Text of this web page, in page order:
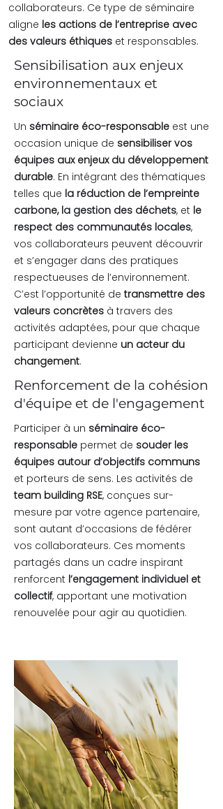
collaborateurs. Ce type de séminaire
aligne les actions de l’entreprise avec
des valeurs éthiques et responsables.
Sensibilisation aux enjeux
environnementaux et
sociaux
Un séminaire éco-responsable est une
occasion unique de sensibiliser vos
équipes aux enjeux du développement
durable. En intégrant des thématiques
telles que la réduction de l’empreinte
carbone, la gestion des déchets, et le
respect des communautés locales,
vos collaborateurs peuvent découvrir
et s’engager dans des pratiques
respectueuses de l’environnement.
C’est l’opportunité de transmettre des
valeurs concrètes à travers des
activités adaptées, pour que chaque
participant devienne un acteur du
changement.
Renforcement de la cohésion
d'équipe et de l'engagement
Participer à un séminaire éco-
responsable permet de souder les
équipes autour d’objectifs communs
et porteurs de sens. Les activités de
team building RSE, conçues sur-
mesure par votre agence partenaire,
sont autant d’occasions de fédérer
vos collaborateurs. Ces moments
partagés dans un cadre inspirant
renforcent l’engagement individuel et
collectif, apportant une motivation
renouvelée pour agir au quotidien.